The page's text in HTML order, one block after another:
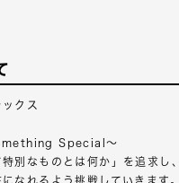
クス
Special～
特別なものとは何か」を追求し、
なれるよう挑戦していきます。